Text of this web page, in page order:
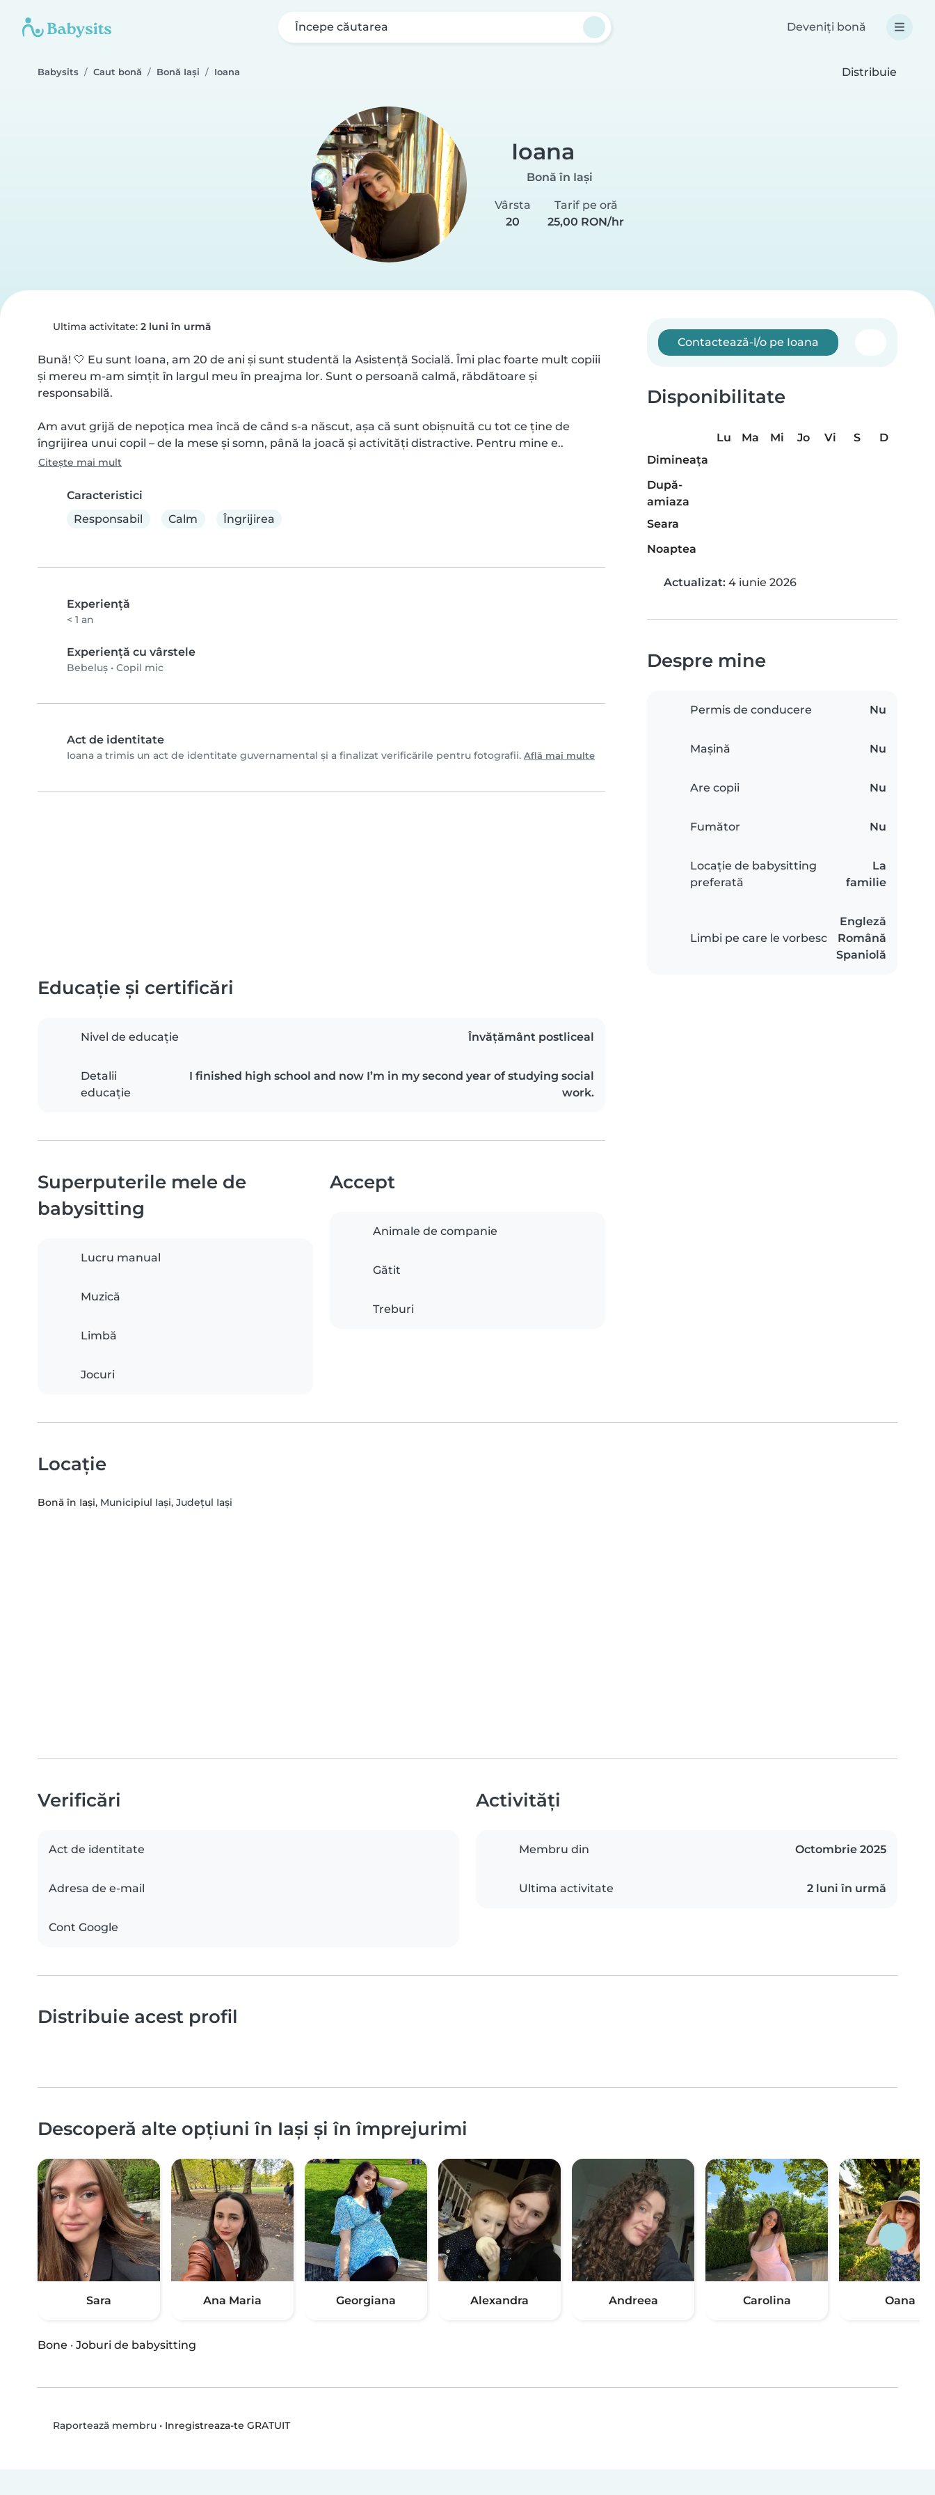
Începe căutarea Deveniți bonă
Babysits Caut bonă Bonă Iași Ioana Distribuie
Ioana
Bonă în Iași
Vârsta
20
Tarif pe oră
25,00 RON/hr
Ultima activitate: 2 luni în urmă
Bună! 🤍 Eu sunt Ioana, am 20 de ani și sunt studentă la Asistență Socială. Îmi plac foarte mult copiii
și mereu m-am simțit în largul meu în preajma lor. Sunt o persoană calmă, răbdătoare și
responsabilă.
Am avut grijă de nepoțica mea încă de când s-a născut, așa că sunt obișnuită cu tot ce ține de
îngrijirea unui copil – de la mese și somn, până la joacă și activități distractive. Pentru mine e..
Citește mai mult
Caracteristici
Responsabil
Calm Îngrijirea
Experienţă
< 1 an
Experiență cu vârstele
Bebeluș • Copil mic
Act de identitate
Ioana a trimis un act de identitate guvernamental și a finalizat verificările pentru fotografii. Află mai multe
Contactează-l/o pe Ioana
Disponibilitate
Lu Ma Mi Jo Vi S
D
Dimineaţa
După-
amiaza
Seara
Noaptea
Actualizat: 4 iunie 2026
Despre mine
Permis de conducere Nu
Mașină Nu
Are copii Nu
Fumător Nu
Locație de babysitting
preferată
La
familie
Limbi pe care le vorbesc
Engleză
Română
Spaniolă
Educație și certificări
Nivel de educație Învățământ postliceal
Detalii
educație
I finished high school and now I’m in my second year of studying social
work.
Superputerile mele de
babysitting
Lucru manual
Muzică
Limbă
Jocuri
Accept
Animale de companie
Gătit
Treburi
Locație
Bonă în Iași, Municipiul Iaşi, Județul Iași
Verificări
Act de identitate
Adresa de e-mail
Cont Google
Activități
Membru din Octombrie 2025
Ultima activitate 2 luni în urmă
Distribuie acest profil
Descoperă alte opțiuni în Iași și în împrejurimi
Sara Ana Maria Georgiana Alexandra Andreea Carolina Oana
Bone · Joburi de babysitting
Raportează membru• Inregistreaza-te GRATUIT